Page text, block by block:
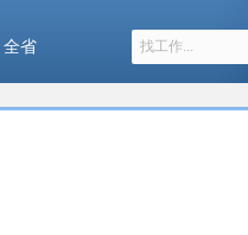
全省